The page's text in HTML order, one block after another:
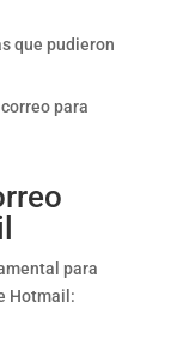
que pudieron
para
para
Hotmail: